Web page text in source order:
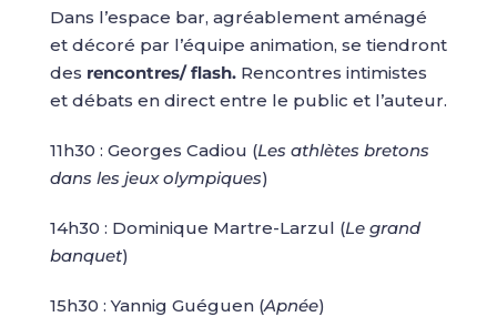
Dans l’espace bar, agréablement aménagé
et décoré par l’équipe animation, se tiendront
des rencontres/ flash.Rencontres intimistes
et débats en direct entre le public et l’auteur.
11h30 : Georges Cadiou (Les athlètes bretons
dans les jeux olympiques)
14h30 : Dominique Martre-Larzul (Le grand
banquet)
15h30 : Yannig Guéguen (Apnée)